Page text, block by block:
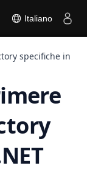
Italiano
specifiche in